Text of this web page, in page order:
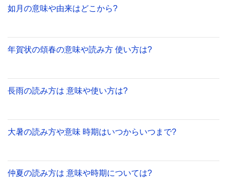
如月の意味や由来はどこから?
年賀状の頌春の意味や読み方 使い方は?
長雨の読み方は 意味や使い方は?
大暑の読み方や意味 時期はいつからいつまで?
仲夏の読み方は 意味や時期については?